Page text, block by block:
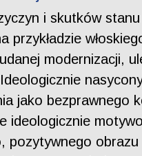
i skutków
modernizacji,
jako bezprawnego
ideologicznie
obrazu